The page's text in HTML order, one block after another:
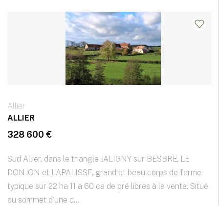
Allier
ALLIER
328 600 €
Sud Allier, dans le triangle JALIGNY sur BESBRE, LE
DONJON et LAPALISSE, grand et beau corps de ferme
typique sur 22 ha 11 a 60 ca de pré libres à la vente. Situé
au sommet d'une c...